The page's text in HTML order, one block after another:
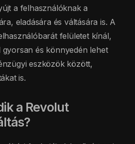
a felhasználóknak a
eladására és váltására is. A
felületet kínál,
gyorsan és könnyedén lehet
eszközök között,
is.
a Revolut